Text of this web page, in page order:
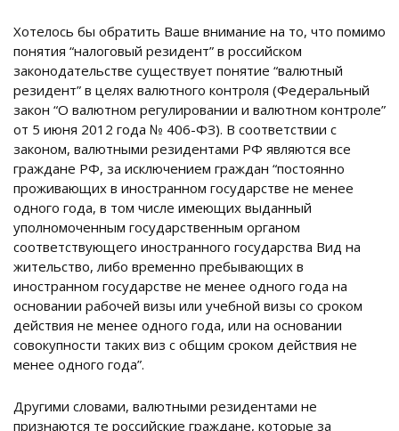
Хотелось бы обратить Ваше внимание на то, что помимо
понятия “налоговый резидент” в российском
законодательстве существует понятие “валютный
резидент” в целях валютного контроля (Федеральный
закон “О валютном регулировании и валютном контроле”
от 5 июня 2012 года № 406-ФЗ). В соответствии с
законом, валютными резидентами РФ являются все
граждане РФ, за исключением граждан “постоянно
проживающих в иностранном государстве не менее
одного года, в том числе имеющих выданный
уполномоченным государственным органом
соответствующего иностранного государства Вид на
жительство, либо временно пребывающих в
иностранном государстве не менее одного года на
основании рабочей визы или учебной визы со сроком
действия не менее одного года, или на основании
совокупности таких виз с общим сроком действия не
менее одного года”.
Другими словами, валютными резидентами не
признаются те российские граждане, которые за